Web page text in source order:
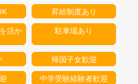
昇給制度あり
活か
駐車場あり
帰国子女歓迎
中学受験経験者歓迎